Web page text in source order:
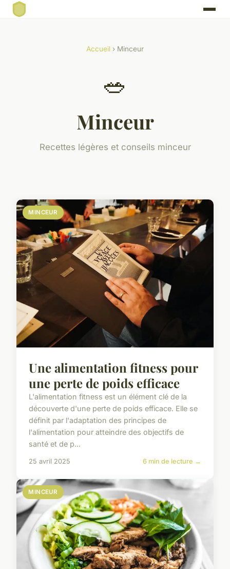
Accueil › Minceur
🥗
Minceur
Recettes légères et conseils minceur
MINCEUR
Une alimentation fitness pour
une perte de poids efficace
L'alimentation fitness est un élément clé de la
découverte d'une perte de poids efficace. Elle se
définit par l'adaptation des principes de
l'alimentation pour atteindre des objectifs de
santé et de p...
25 avril 2025 6 min de lecture →
MINCEUR